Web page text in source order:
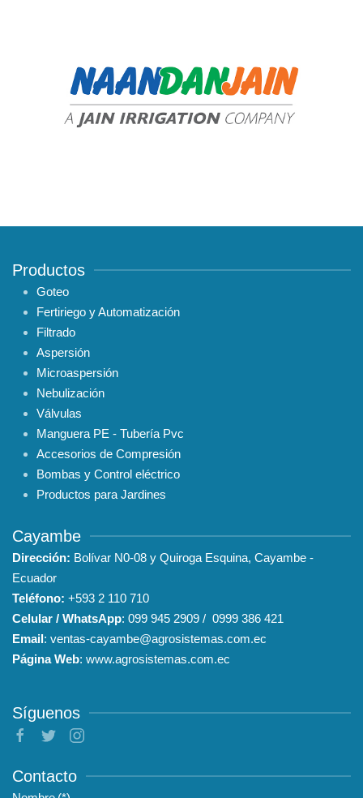
Productos
Goteo
Fertiriego y Automatización
Filtrado
Aspersión
Microaspersión
Nebulización
Válvulas
Manguera PE - Tubería Pvc
Accesorios de Compresión
Bombas y Control eléctrico
Productos para Jardines
Cayambe
Dirección: Bolívar N0-08 y Quiroga Esquina, Cayambe -
Ecuador
Teléfono: +593 2 110 710
Celular / WhatsApp: 099 945 2909 / 0999 386 421
Email: ventas-cayambe@agrosistemas.com.ec
Página Web: www.agrosistemas.com.ec
Síguenos
Contacto